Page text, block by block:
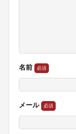
名前
メール